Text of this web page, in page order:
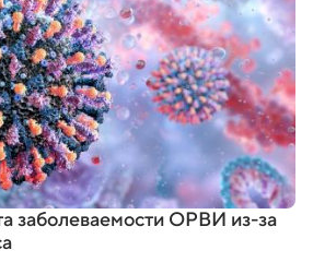
заболеваемости ОРВИ из-за